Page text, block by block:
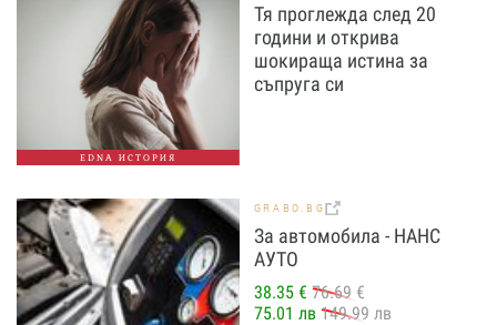
EDNA ИСТОРИЯ
Тя проглежда след 20
години и открива
шокираща истина за
съпруга си
GRABO.BG
За автомобила - НАНС
АУТО
38.35 € 76.69 €
75.01 лв 149.99 лв